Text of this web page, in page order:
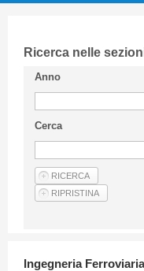
CIFI in breve
Linee Guida
Privacy Policy
Articoli
Ricerca nelle
Anno
Cerca
Ingegneria